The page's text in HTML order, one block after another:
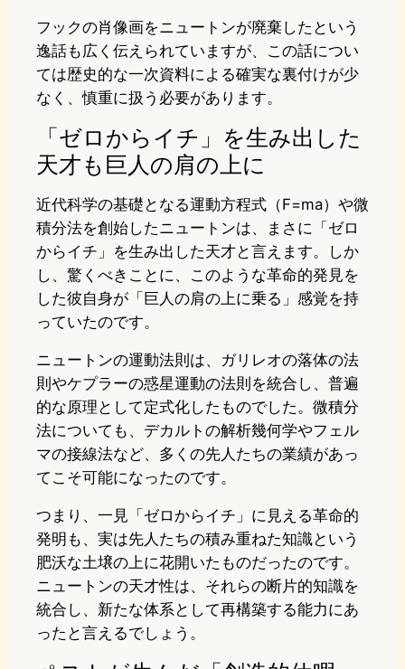
フックの肖像画をニュートンが廃棄したという
逸話も広く伝えられていますが、この話につい
ては歴史的な一次資料による確実な裏付けが少
なく、慎重に扱う必要があります。
「ゼロからイチ」を生み出した
天才も巨人の肩の上に
近代科学の基礎となる運動方程式（F=ma）や微
積分法を創始したニュートンは、まさに「ゼロ
からイチ」を生み出した天才と言えます。しか
し、驚くべきことに、このような革命的発見を
した彼自身が「巨人の肩の上に乗る」感覚を持
っていたのです。
ニュートンの運動法則は、ガリレオの落体の法
則やケプラーの惑星運動の法則を統合し、普遍
的な原理として定式化したものでした。微積分
法についても、デカルトの解析幾何学やフェル
マの接線法など、多くの先人たちの業績があっ
てこそ可能になったのです。
つまり、一見「ゼロからイチ」に見える革命的
発明も、実は先人たちの積み重ねた知識という
肥沃な土壌の上に花開いたものだったのです。
ニュートンの天才性は、それらの断片的知識を
統合し、新たな体系として再構築する能力にあ
ったと言えるでしょう。